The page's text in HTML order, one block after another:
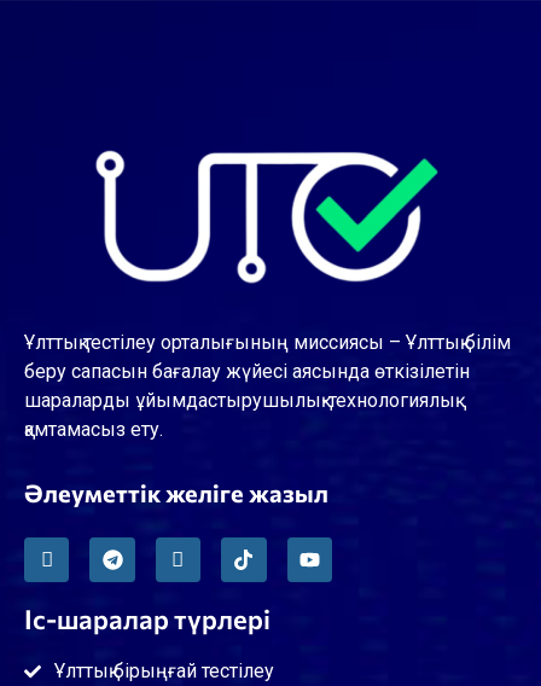
Ұлттық тестілеу орталығының миссиясы – Ұлттық білім
беру сапасын бағалау жүйесі аясында өткізілетін
шараларды ұйымдастырушылық-технологиялық
қамтамасыз ету.
Әлеуметтік желіге жазыл
Іс-шаралар түрлері
Ұлттық бірыңғай тестілеу